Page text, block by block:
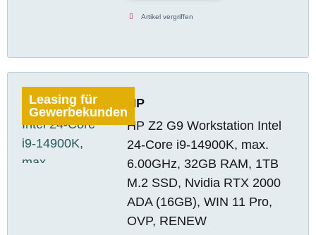
Artikel vergriffen
Leasing für
Gewerbekunden
HP
HP Z2 G9 Workstation Intel
24-Core i9-14900K, max.
6.00GHz, 32GB RAM, 1TB
M.2 SSD, Nvidia RTX 2000
ADA (16GB), WIN 11 Pro,
OVP, RENEW